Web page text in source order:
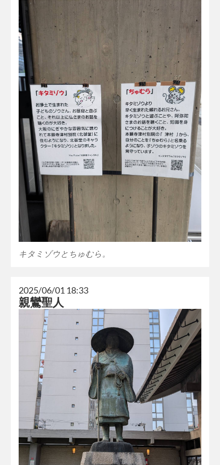
キタミゾウとちゅむら。
2025/06/01 18:33
親鸞聖人